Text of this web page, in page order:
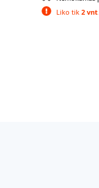
Liko tik 2 vnt.